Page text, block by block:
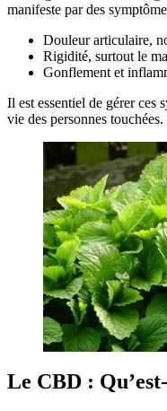
manifeste par des
Douleur articulaire,
Rigidité, surtout le
Gonflement et
Il est essentiel de gérer ces
vie des personnes touchées.
Le CBD :